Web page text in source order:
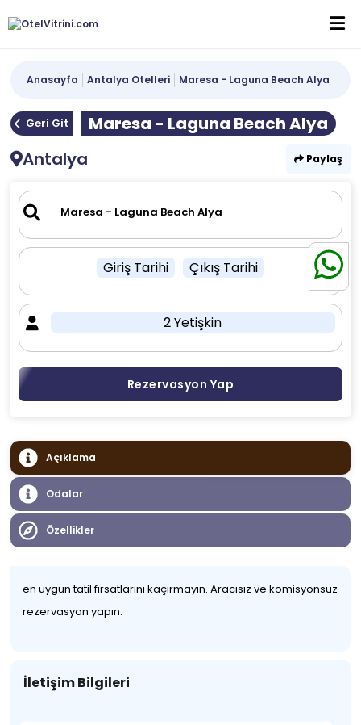
Anasayfa Antalya Otelleri Maresa - Laguna Beach Alya
Geri Git
Maresa - Laguna Beach Alya
Antalya
Paylaş
Giriş Tarihi Çıkış Tarihi
2 Yetişkin
Rezervasyon Yap
Açıklama
Odalar
Özellikler
en uygun tatil fırsatlarını kaçırmayın. Aracısız ve komisyonsuz
rezervasyon yapın.
İletişim Bilgileri